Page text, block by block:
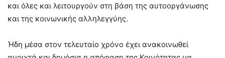
και όλες και λειτουργούν στη βάση της αυτοοργάνωσης
και της κοινωνικής αλληλεγγύης.
Ήδη μέσα στον τελευταίο χρόνο έχει ανακοινωθεί